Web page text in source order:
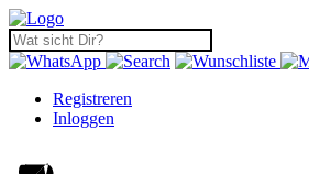
Registreren
Inloggen